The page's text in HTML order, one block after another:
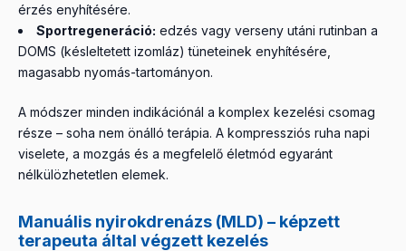
érzés enyhítésére.
Sportregeneráció: edzés vagy verseny utáni rutinban a
DOMS (késleltetett izomláz) tüneteinek enyhítésére,
magasabb nyomás-tartományon.
A módszer minden indikációnál a komplex kezelési csomag
része – soha nem önálló terápia. A kompressziós ruha napi
viselete, a mozgás és a megfelelő életmód egyaránt
nélkülözhetetlen elemek.
Manuális nyirokdrenázs (MLD) – képzett
terapeuta által végzett kezelés